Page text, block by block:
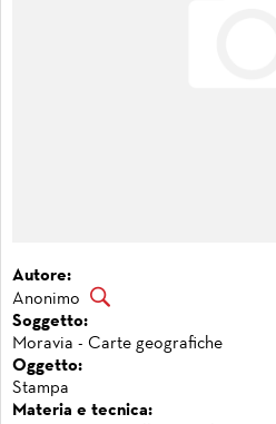
Autore:
Anonimo
Soggetto:
Moravia - Carte geografiche
Oggetto:
Stampa
Materia e tecnica: